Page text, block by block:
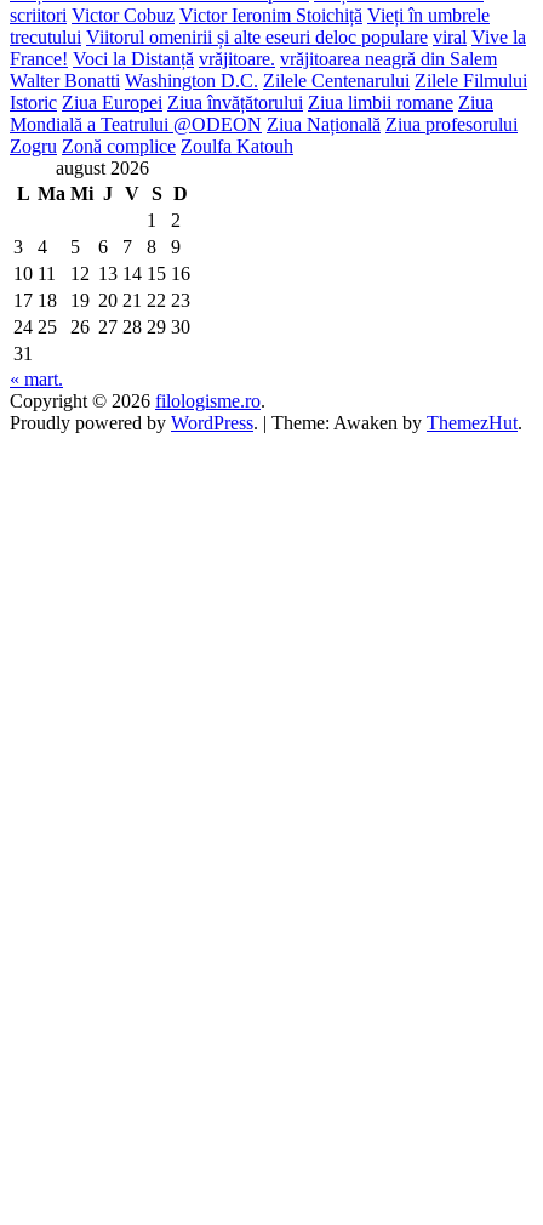
scriitori Victor Cobuz Victor Ieronim Stoichiță Vieți în umbrele
trecutului Viitorul omenirii și alte eseuri deloc populare viral Vive la
France! Voci la Distanță vrăjitoare. vrăjitoarea neagră din Salem
Walter Bonatti Washington D.C. Zilele Centenarului Zilele Filmului
Istoric Ziua Europei Ziua învățătorului Ziua limbii romane Ziua
Mondială a Teatrului @ODEON Ziua Națională Ziua profesorului
Zogru Zonă complice Zoulfa Katouh
august 2026
L Ma Mi J V S D
1
2
3
4 5 6 7 8
9
10 11 12 13 14 15 16
17 18 19 20 21 22 23
24 25 26 27 28 29 30
31
« mart.
Copyright © 2026 filologisme.ro.
Proudly powered by WordPress. | Theme: Awaken by ThemezHut.